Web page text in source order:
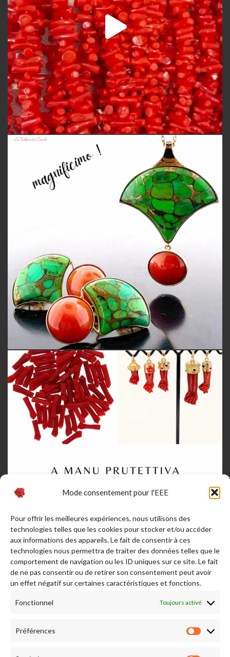
Mode consentement pour l'EEE
Pour offrir les meilleures expériences, nous utilisons des
technologies telles que les cookies pour stocker et/ou accéder
aux informations des appareils. Le fait de consentir à ces
technologies nous permettra de traiter des données telles que le
comportement de navigation ou les ID uniques sur ce site. Le fait
de ne pas consentir ou de retirer son consentement peut avoir
un effet négatif sur certaines caractéristiques et fonctions.
Fonctionnel Toujours activé
Préférences
Afficher plus... Suivez-nous sur Instagram